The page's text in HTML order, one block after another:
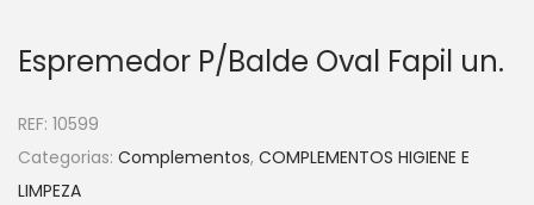
Espremedor P/Balde Oval Fapil un.
REF: 10599
Categorias: Complementos, COMPLEMENTOS HIGIENE E
LIMPEZA